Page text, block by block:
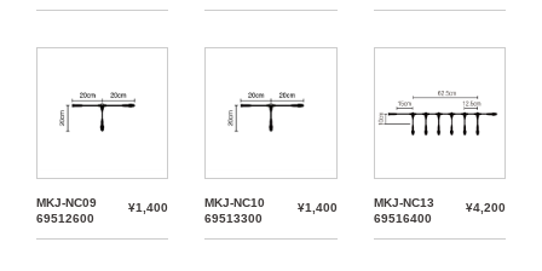
MKJ-NC09
69512600
¥1,400
MKJ-NC10
69513300
¥1,400
MKJ-NC13
69516400
¥4,200